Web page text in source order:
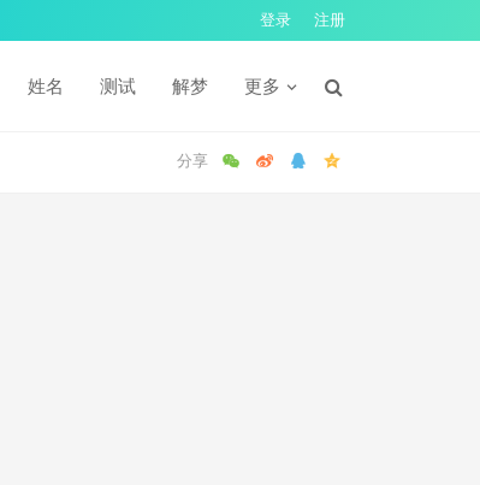
登录 注册
姓名 测试 解梦 更多